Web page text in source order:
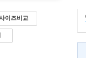
이즈비교